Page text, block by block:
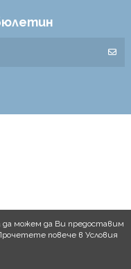
да можем да Ви предоставим
повече в Условия